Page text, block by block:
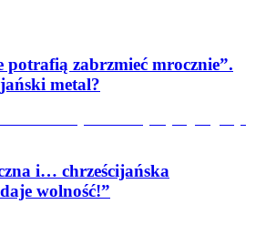
potrafią zabrzmieć mrocznie”.
metal?
i… chrześcijańska
wolność!”